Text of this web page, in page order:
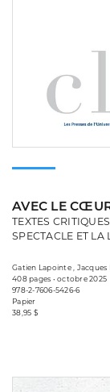
AVEC LE
TEXTES
SPECTACLE ET LA
Gatien Lapointe , Jacques
408 pages • octobre 2025
978-2-7606-5426-6
Papier
38,95 $